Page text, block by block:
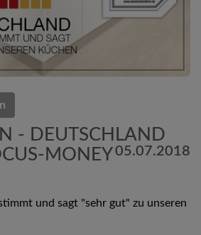
- DEUTSCHLAND
MONEY05.07.2018
und sagt "sehr gut" zu unseren